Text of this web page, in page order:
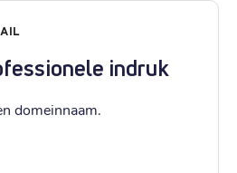
indruk
domeinnaam.